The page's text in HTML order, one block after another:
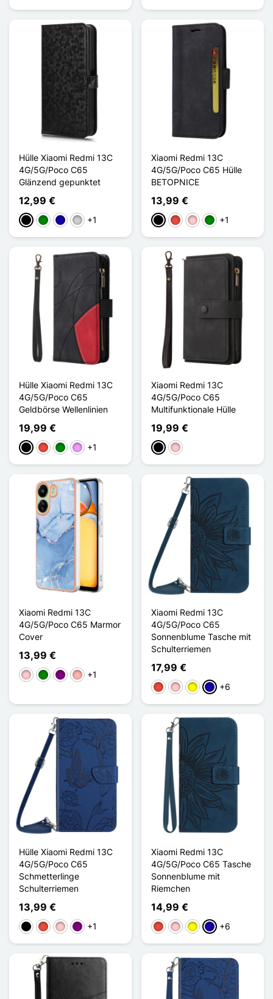
Hülle Xiaomi Redmi 13C
4G/5G/Poco C65
Glänzend gepunktet
12,99 €
Schwarz
GrünDunkelblau
Silber
+1
Xiaomi Redmi 13C
4G/5G/Poco C65 Hülle
BETOPNICE
13,99 €
Schwarz
Rot PinkGrün+1
Hülle Xiaomi Redmi 13C
4G/5G/Poco C65
Geldbörse Wellenlinien
19,99 €
Schwarz
Rot GrünHellviolett
+1
Xiaomi Redmi 13C
4G/5G/Poco C65
Multifunktionale Hülle
19,99 €
Schwarz
Pink
Xiaomi Redmi 13C
4G/5G/Poco C65 Marmor
Cover
13,99 €
PinkGrünViolettRoségold
+1
Xiaomi Redmi 13C
4G/5G/Poco C65
Sonnenblume Tasche mit
Schulterriemen
17,99 €
Rot PinkGelbDunkelblau
+6
Hülle Xiaomi Redmi 13C
4G/5G/Poco C65
Schmetterlinge
Schulterriemen
13,99 €
Schwarz
Rot PinkViolett
+1
Xiaomi Redmi 13C
4G/5G/Poco C65 Tasche
Sonnenblume mit
Riemchen
14,99 €
Rot PinkGelbDunkelblau
+6